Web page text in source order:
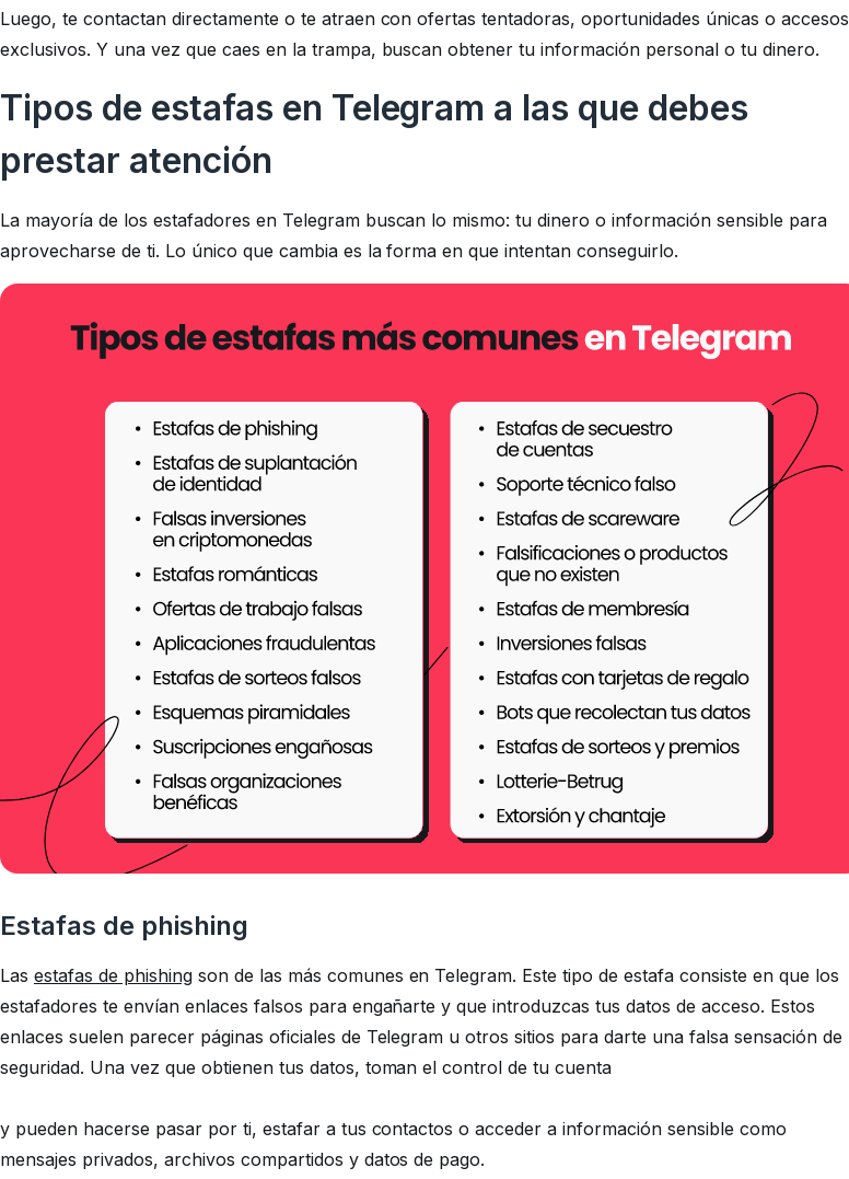
Luego, te contactan directamente o te atraen con ofertas tentadoras, oportunidades únicas o accesos
exclusivos. Y una vez que caes en la trampa, buscan obtener tu información personal o tu dinero.
Tipos de estafas en Telegram a las que debes
prestar atención
La mayoría de los estafadores en Telegram buscan lo mismo: tu dinero o información sensible para
aprovecharse de ti. Lo único que cambia es la forma en que intentan conseguirlo.
Estafas de phishing
Las estafas de phishingson de las más comunes en Telegram. Este tipo de estafa consiste en que los
estafadores te envían enlaces falsos para engañarte y que introduzcas tus datos de acceso. Estos
enlaces suelen parecer páginas oficiales de Telegram u otros sitios para darte una falsa sensación de
seguridad. Una vez que obtienen tus datos, toman el control de tu cuenta
y pueden hacerse pasar por ti, estafar a tus contactos o acceder a información sensible como
mensajes privados, archivos compartidos y datos de pago.